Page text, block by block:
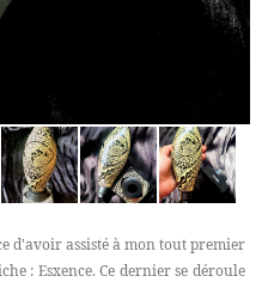
d'avoir assisté à mon tout premier
: Esxence. Ce dernier se déroule